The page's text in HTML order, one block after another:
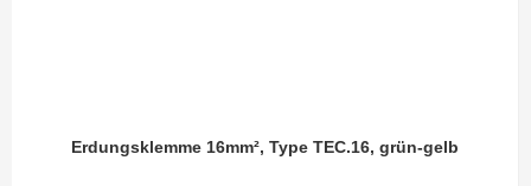
Erdungsklemme 16mm², Type TEC.16, grün-gelb